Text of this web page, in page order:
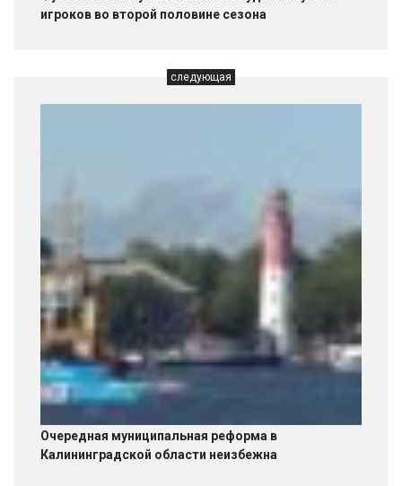
игроков во второй половине сезона
следующая
Очередная муниципальная реформа в
Калининградской области неизбежна